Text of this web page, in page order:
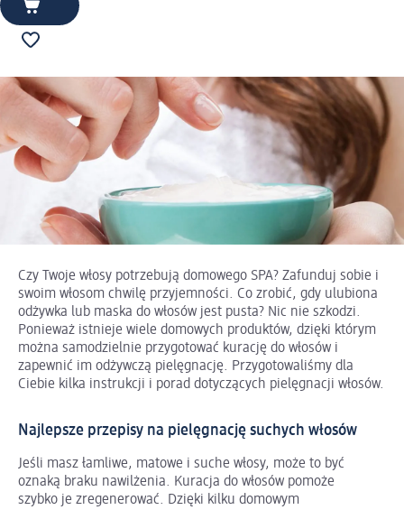
Czy Twoje włosy potrzebują domowego SPA? Zafunduj sobie i
swoim włosom chwilę przyjemności. Co zrobić, gdy ulubiona
odżywka lub maska do włosów jest pusta? Nic nie szkodzi.
Ponieważ istnieje wiele domowych produktów, dzięki którym
można samodzielnie przygotować kurację do włosów i
zapewnić im odżywczą pielęgnację. Przygotowaliśmy dla
Ciebie kilka instrukcji i porad dotyczących pielęgnacji włosów.
Najlepsze przepisy na pielęgnację suchych włosów
Jeśli masz łamliwe, matowe i suche włosy, może to być
oznaką braku nawilżenia. Kuracja do włosów pomoże
szybko je zregenerować. Dzięki kilku domowym